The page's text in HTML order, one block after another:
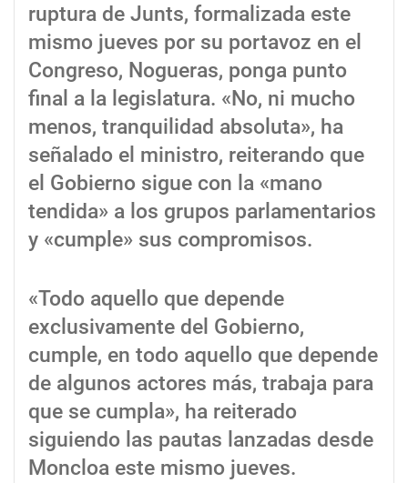
ruptura de Junts, formalizada este
mismo jueves por su portavoz en el
Congreso, Nogueras, ponga punto
final a la legislatura. «No, ni mucho
menos, tranquilidad absoluta», ha
señalado el ministro, reiterando que
el Gobierno sigue con la «mano
tendida» a los grupos parlamentarios
y «cumple» sus compromisos.
«Todo aquello que depende
exclusivamente del Gobierno,
cumple, en todo aquello que depende
de algunos actores más, trabaja para
que se cumpla», ha reiterado
siguiendo las pautas lanzadas desde
Moncloa este mismo jueves.